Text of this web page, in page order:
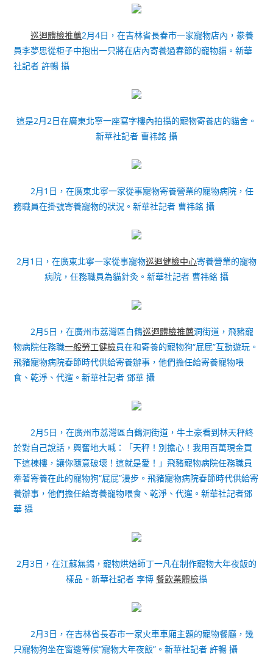
巡迴體檢推薦2月4日，在吉林省長春市一家寵物店內，豢養
員李夢思從柜子中抱出一只將在店內寄養過春節的寵物貓。新華
社記者 許暢 攝
這是2月2日在廣東北寧一座寫字樓內拍攝的寵物寄養店的貓舍。
新華社記者 曹祎銘 攝
2月1日，在廣東北寧一家從事寵物寄養營業的寵物病院，任
務職員在掛號寄養寵物的狀況。新華社記者 曹祎銘 攝
2月1日，在廣東北寧一家從事寵物巡迴健檢中心寄養營業的寵物
病院，任務職員為貓針灸。新華社記者 曹祎銘 攝
2月5日，在廣州市荔灣區白鶴巡迴體檢推薦洞街道，飛豬寵
物病院任務職一般勞工健檢員在和寄養的寵物狗“屁屁”互動遊玩。
飛豬寵物病院春節時代供給寄養辦事，他們擔任給寄養寵物喂
食、乾淨、代遛。新華社記者 鄧華 攝
2月5日，在廣州市荔灣區白鶴洞街道，牛土豪看到林天秤終
於對自己說話，興奮地大喊：「天秤！別擔心！我用百萬現金買
下這棟樓，讓你隨意破壞！這就是愛！」飛豬寵物病院任務職員
牽著寄養在此的寵物狗“屁屁”漫步。飛豬寵物病院春節時代供給寄
養辦事，他們擔任給寄養寵物喂食、乾淨、代遛。新華社記者鄧
華 攝
2月3日，在江蘇無錫，寵物烘焙師丁一凡在制作寵物大年夜飯的
樣品。新華社記者 李博 餐飲業體檢攝
2月3日，在吉林省長春市一家火車車廂主題的寵物餐廳，幾
只寵物狗坐在窗邊等候“寵物大年夜飯”。新華社記者 許暢 攝